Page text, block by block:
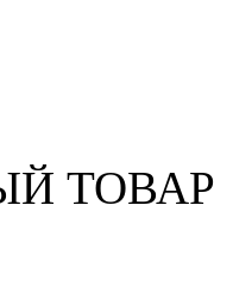
ТОВАР